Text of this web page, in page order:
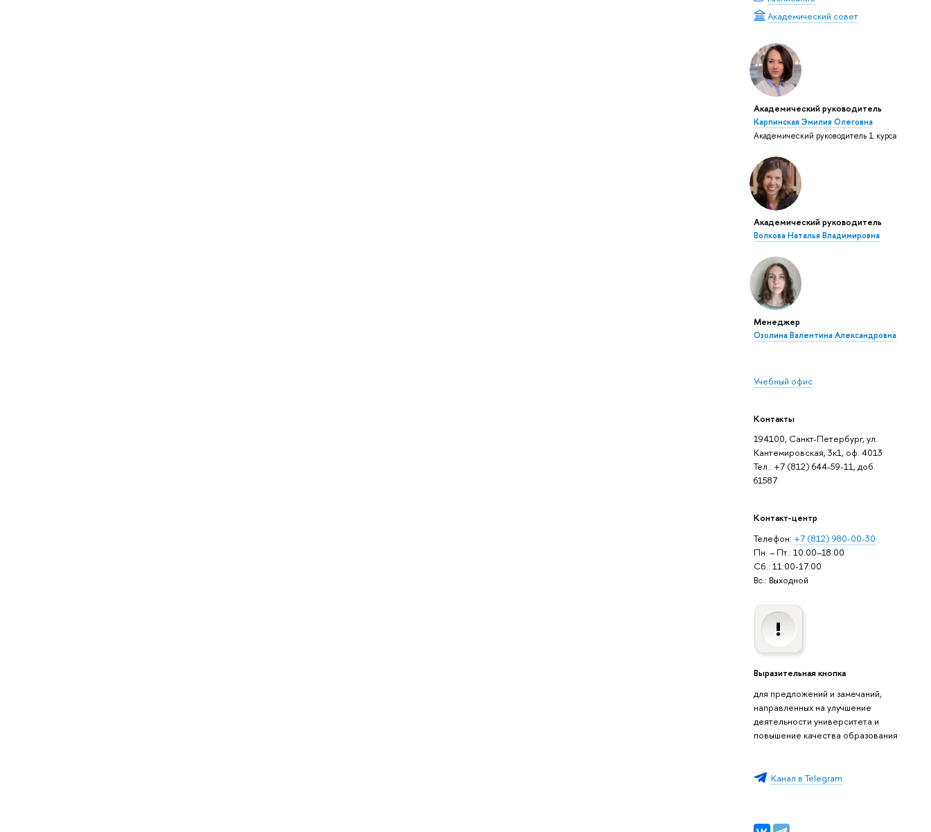
Академический совет
Академический руководитель
Карпинская Эмилия Олеговна
Академический руководитель 1 курса
Академический руководитель
Волкова Наталья Владимировна
Менеджер
Озолина Валентина Александровна
Учебный офис
Контакты
194100, Санкт-Петербург, ул.
Кантемировская, 3к1, оф. 4013
Тел.: +7 (812) 644-59-11, доб.
61587
Контакт-центр
Телефон: +7 (812) 980-00-30
Пн. – Пт.: 10:00–18:00
Сб.: 11:00-17:00
Вс.: Выходной
Выразительная кнопка
для предложений и замечаний,
направленных на улучшение
деятельности университета и
повышение качества образования
Канал в Telegram